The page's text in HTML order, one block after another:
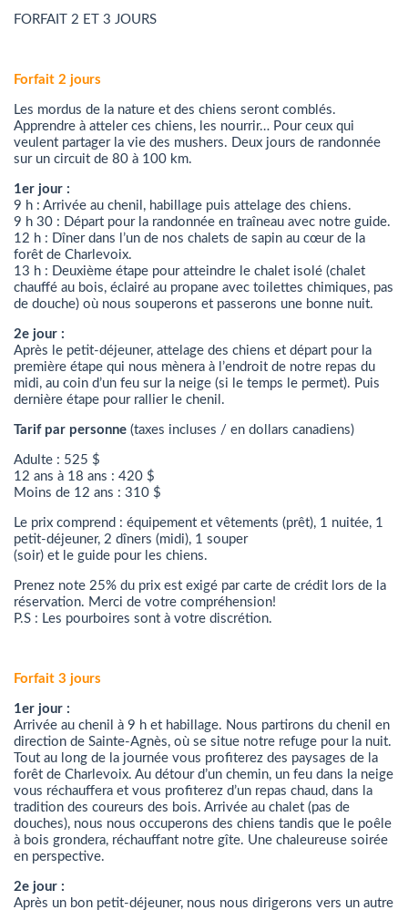
FORFAIT 2 ET 3 JOURS
Forfait 2 jours
Les mordus de la nature et des chiens seront comblés.
Apprendre à atteler ces chiens, les nourrir… Pour ceux qui
veulent partager la vie des mushers. Deux jours de randonnée
sur un circuit de 80 à 100 km.
1er jour :
9 h : Arrivée au chenil, habillage puis attelage des chiens.
9 h 30 : Départ pour la randonnée en traîneau avec notre guide.
12 h : Dîner dans l’un de nos chalets de sapin au cœur de la
forêt de Charlevoix.
13 h : Deuxième étape pour atteindre le chalet isolé (chalet
chauffé au bois, éclairé au propane avec toilettes chimiques, pas
de douche) où nous souperons et passerons une bonne nuit.
2e jour :
Après le petit-déjeuner, attelage des chiens et départ pour la
première étape qui nous mènera à l’endroit de notre repas du
midi, au coin d’un feu sur la neige (si le temps le permet). Puis
dernière étape pour rallier le chenil.
Tarif par personne (taxes incluses / en dollars canadiens)
Adulte : 525 $
12 ans à 18 ans : 420 $
Moins de 12 ans : 310 $
Le prix comprend : équipement et vêtements (prêt), 1 nuitée, 1
petit-déjeuner, 2 dîners (midi), 1 souper
(soir) et le guide pour les chiens.
Prenez note 25% du prix est exigé par carte de crédit lors de la
réservation. Merci de votre compréhension!
P.S : Les pourboires sont à votre discrétion.
Forfait 3 jours
1er jour :
Arrivée au chenil à 9 h et habillage. Nous partirons du chenil en
direction de Sainte-Agnès, où se situe notre refuge pour la nuit.
Tout au long de la journée vous profiterez des paysages de la
forêt de Charlevoix. Au détour d’un chemin, un feu dans la neige
vous réchauffera et vous profiterez d’un repas chaud, dans la
tradition des coureurs des bois. Arrivée au chalet (pas de
douches), nous nous occuperons des chiens tandis que le poêle
à bois grondera, réchauffant notre gîte. Une chaleureuse soirée
en perspective.
2e jour :
Après un bon petit-déjeuner, nous nous dirigerons vers un autre